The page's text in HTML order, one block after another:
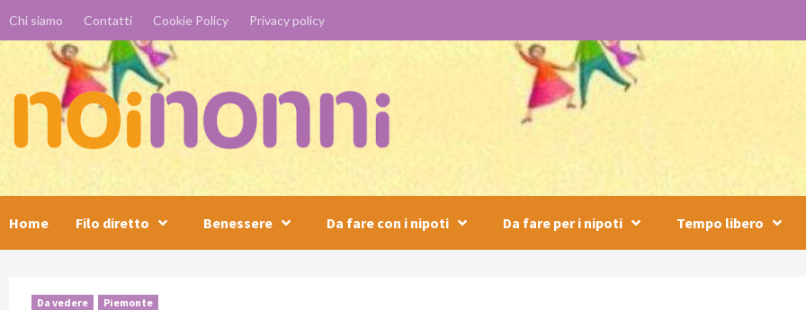
content
Chi siamo Contatti Cookie Policy Privacy policy
Home Filo diretto Benessere Da fare con i nipoti Da fare per i nipoti Tempo libero
Da vedere Piemonte